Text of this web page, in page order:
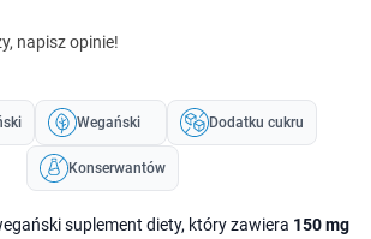
napisz opinie!
Wegański Dodatku cukru
Konserwantów
suplement diety, który zawiera 150 mg